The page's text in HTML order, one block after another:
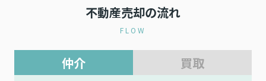
不動産売却の流れ
FLOW
仲介 買取